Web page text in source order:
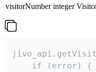
visitorNumber integer
    if (error) {